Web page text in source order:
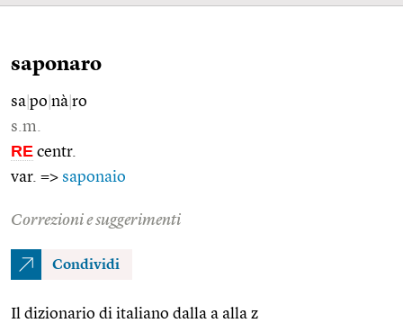
saponaro
sa po nà ro
s.m.
RE centr.
var. => saponaio
Correzioni e suggerimenti
Condividi
Il dizionario di italiano dalla a alla z